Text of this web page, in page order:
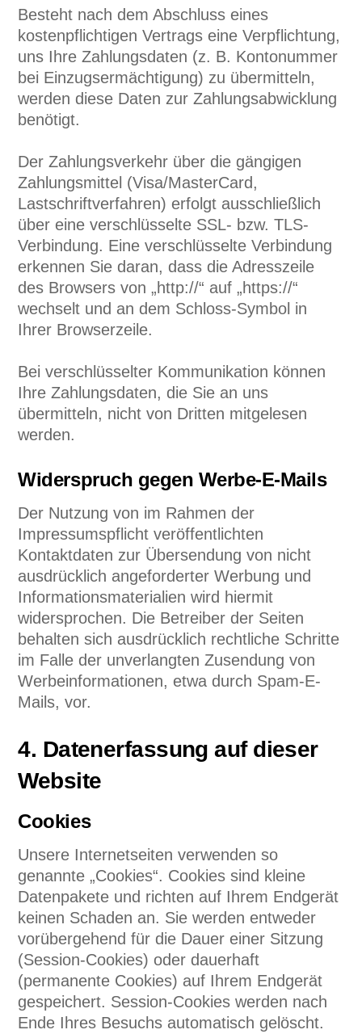
Besteht nach dem Abschluss eines
kostenpflichtigen Vertrags eine Verpflichtung,
uns Ihre Zahlungsdaten (z. B. Kontonummer
bei Einzugsermächtigung) zu übermitteln,
werden diese Daten zur Zahlungsabwicklung
benötigt.
Der Zahlungsverkehr über die gängigen
Zahlungsmittel (Visa/MasterCard,
Lastschriftverfahren) erfolgt ausschließlich
über eine verschlüsselte SSL- bzw. TLS-
Verbindung. Eine verschlüsselte Verbindung
erkennen Sie daran, dass die Adresszeile
des Browsers von „http://“ auf „https://“
wechselt und an dem Schloss-Symbol in
Ihrer Browserzeile.
Bei verschlüsselter Kommunikation können
Ihre Zahlungsdaten, die Sie an uns
übermitteln, nicht von Dritten mitgelesen
werden.
Widerspruch gegen Werbe-E-Mails
Der Nutzung von im Rahmen der
Impressumspflicht veröffentlichten
Kontaktdaten zur Übersendung von nicht
ausdrücklich angeforderter Werbung und
Informationsmaterialien wird hiermit
widersprochen. Die Betreiber der Seiten
behalten sich ausdrücklich rechtliche Schritte
im Falle der unverlangten Zusendung von
Werbeinformationen, etwa durch Spam-E-
Mails, vor.
4. Datenerfassung auf dieser
Website
Cookies
Unsere Internetseiten verwenden so
genannte „Cookies“. Cookies sind kleine
Datenpakete und richten auf Ihrem Endgerät
keinen Schaden an. Sie werden entweder
vorübergehend für die Dauer einer Sitzung
(Session-Cookies) oder dauerhaft
(permanente Cookies) auf Ihrem Endgerät
gespeichert. Session-Cookies werden nach
Ende Ihres Besuchs automatisch gelöscht.